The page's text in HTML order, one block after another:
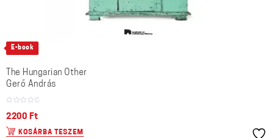
E-book
The Hungarian Other
Gerő András
2200 Ft
KOSÁRBA TESZEM